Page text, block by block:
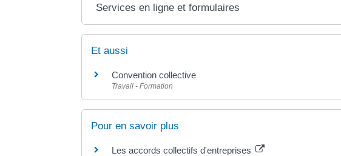
Services en ligne et formulaires
Et aussi
Convention collective
Travail - Formation
Pour en savoir plus
Les accords collectifs d'entreprises